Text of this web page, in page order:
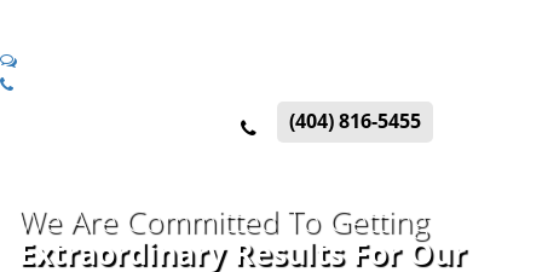
(404) 816-5455
We Are Committed To Getting
Extraordinary Results For Our